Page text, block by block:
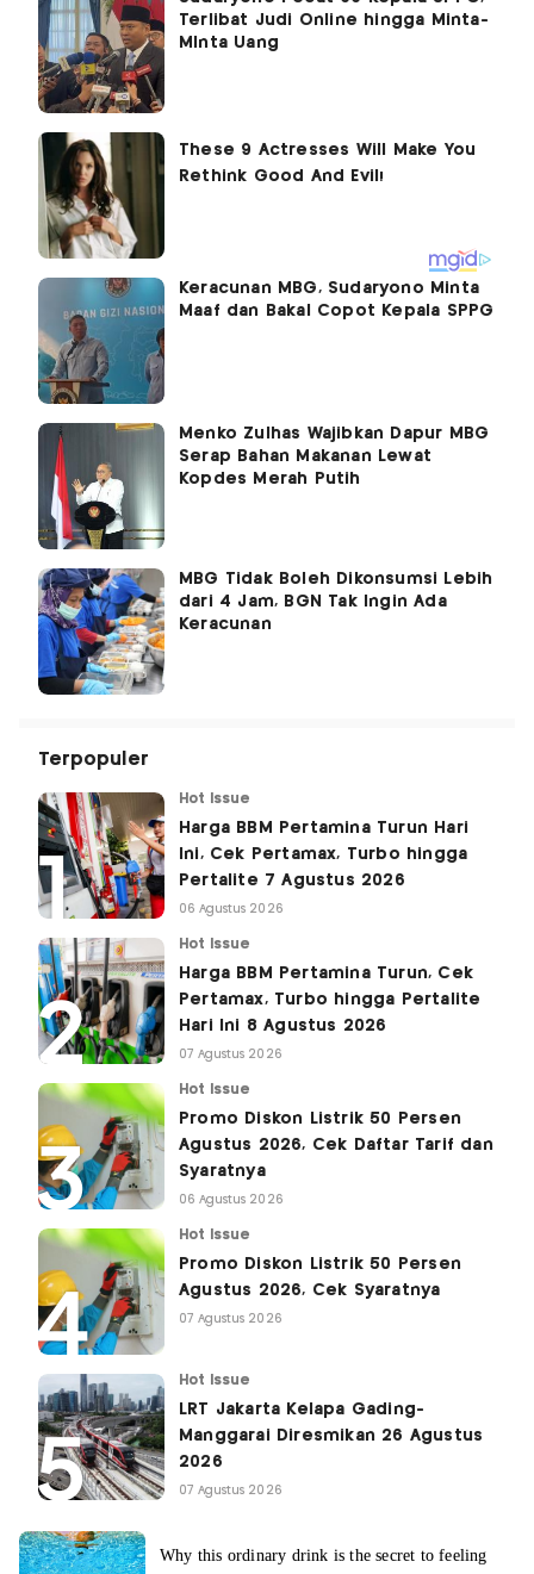
Terlibat Judi Online hingga Minta-
MInta Uang
Keracunan MBG, Sudaryono Minta
Maaf dan Bakal Copot Kepala SPPG
Menko Zulhas Wajibkan Dapur MBG
Serap Bahan Makanan Lewat
Kopdes Merah Putih
MBG Tidak Boleh Dikonsumsi Lebih
dari 4 Jam, BGN Tak Ingin Ada
Keracunan
Terpopuler
Hot Issue
Harga BBM Pertamina Turun Hari
Ini, Cek Pertamax, Turbo hingga
Pertalite 7 Agustus 2026
06 Agustus 2026
Hot Issue
Harga BBM Pertamina Turun, Cek
Pertamax, Turbo hingga Pertalite
Hari Ini 8 Agustus 2026
07 Agustus 2026
Hot Issue
Promo Diskon Listrik 50 Persen
Agustus 2026, Cek Daftar Tarif dan
Syaratnya
06 Agustus 2026
Hot Issue
Promo Diskon Listrik 50 Persen
Agustus 2026, Cek Syaratnya
07 Agustus 2026
Hot Issue
LRT Jakarta Kelapa Gading-
Manggarai Diresmikan 26 Agustus
2026
07 Agustus 2026